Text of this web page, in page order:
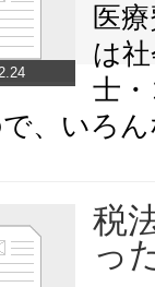
医
は
士
、いろ
税
っ